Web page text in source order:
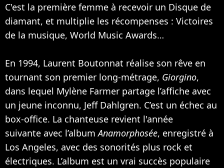
C'est la première femme à recevoir un Disque de
diamant, et multiplie les récompenses : Victoires
de la musique, World Music Awards…
En 1994, Laurent Boutonnat réalise son rêve en
tournant son premier long-métrage, Giorgino,
dans lequel Mylène Farmer partage l’affiche avec
un jeune inconnu, Jeff Dahlgren. C’est un échec au
box-office. La chanteuse revient l'année
suivante avec l’albumAnamorphosée, enregistré à
Los Angeles, avec des sonorités plus rock et
électriques. L’album est un vrai succès populaire